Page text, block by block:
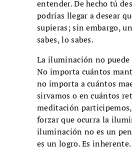
entender. De hecho tú
podrías llegar a desear
supieras; sin embargo,
sabes, lo sabes.
La iluminación no puede
No importa cuántos
no importa a cuántos
sirvamos o en cuántos
meditación
forzar que ocurra la
iluminación no es un
es un logro. Es inherente.